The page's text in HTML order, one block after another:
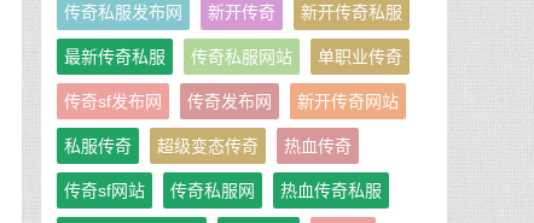
传奇私服发布网 新开传奇 新开传奇私服
最新传奇私服 传奇私服网站 单职业传奇
传奇sf发布网 传奇发布网 新开传奇网站
私服传奇 超级变态传奇 热血传奇
传奇sf网站 传奇私服网 热血传奇私服